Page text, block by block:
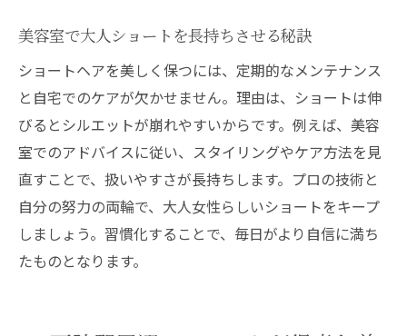
美容室で大人ショートを長持ちさせる秘訣
ショートヘアを美しく保つには、定期的なメンテナンス
と自宅でのケアが欠かせません。理由は、ショートは伸
びるとシルエットが崩れやすいからです。例えば、美容
室でのアドバイスに従い、スタイリングやケア方法を見
直すことで、扱いやすさが長持ちします。プロの技術と
自分の努力の両輪で、大人女性らしいショートをキープ
しましょう。習慣化することで、毎日がより自信に満ち
たものとなります。